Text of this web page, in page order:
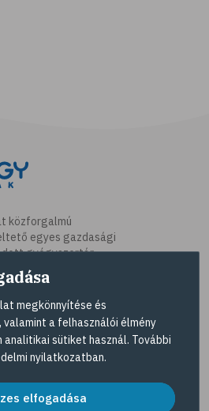
közforgalmú
egyes gazdasági
gyógyszertár
listáját és
kereső
megkönnyítése és
a felhasználói élmény
sütiket használ. További
nyilatkozatban.
elfogadása